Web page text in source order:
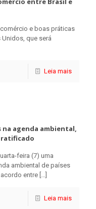
e boas práticas
que será
Leia mais
agenda ambiental,
ratificado
feira (7) uma
ambiental de países
entre […]
Leia mais